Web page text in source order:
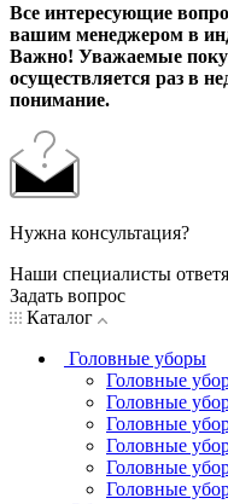
Все интересующие
вашим менеджером в
Важно! Уважаемые
осуществляется раз в
понимание.
Нужна консультация?
Наши специалисты
Задать вопрос
Каталог
Головные уборы
Головные
Головные
Головные
Головные
Головные
Головные